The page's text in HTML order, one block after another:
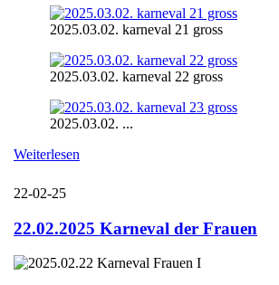
2025.03.02. karneval 21 gross
2025.03.02. karneval 22 gross
2025.03.02. ...
Weiterlesen
22-02-25
22.02.2025 Karneval der Frauen